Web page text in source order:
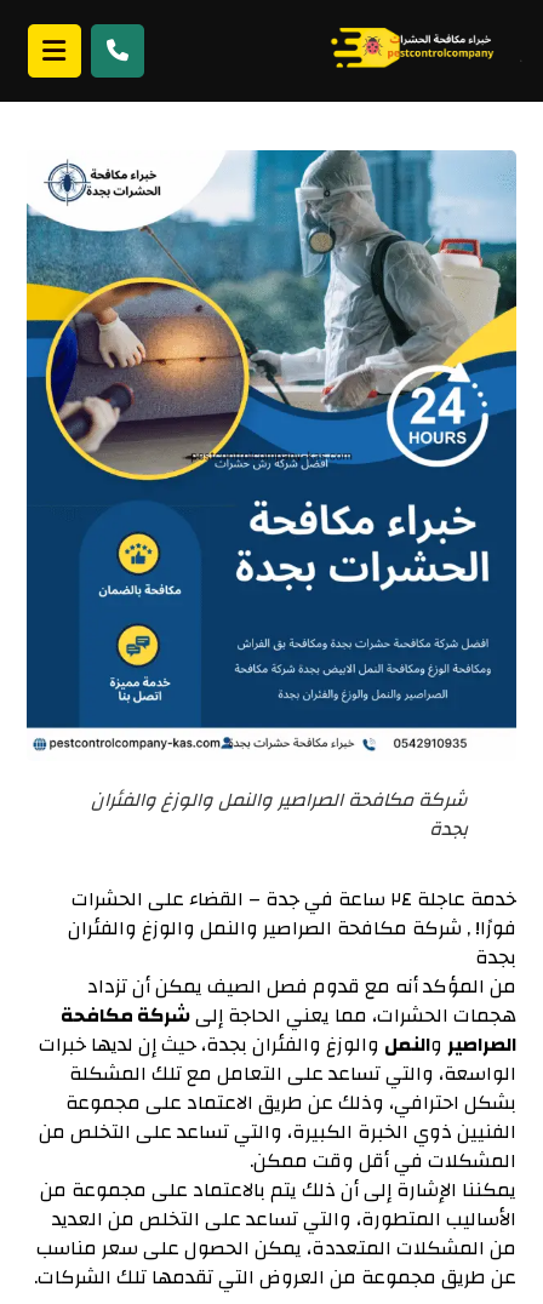
شركة مكافحة الصراصير والنمل والوزغ والفئران
بجدة
خدمة عاجلة ٢٤ ساعة في جدة – القضاء على الحشرات
فورًا! , شركة مكافحة الصراصير والنمل والوزغ والفئران
بجدة
من المؤكد أنه مع قدوم فصل الصيف يمكن أن تزداد
هجمات الحشرات، مما يعني الحاجة إلىشركة مكافحة
الصراصير والنمل والوزغ والفئران بجدة، حيث إن لديها خبرات
الواسعة، والتي تساعد على التعامل مع تلك المشكلة
بشكل احترافي، وذلك عن طريق الاعتماد على مجموعة
الفنيين ذوي الخبرة الكبيرة، والتي تساعد على التخلص من
المشكلات في أقل وقت ممكن.
يمكننا الإشارة إلى أن ذلك يتم بالاعتماد على مجموعة من
الأساليب المتطورة، والتي تساعد على التخلص من العديد
من المشكلات المتعددة، يمكن الحصول على سعر مناسب
عن طريق مجموعة من العروض التي تقدمها تلك الشركات.